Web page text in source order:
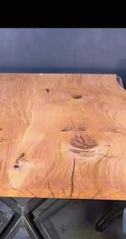
Rundtische
Möbel